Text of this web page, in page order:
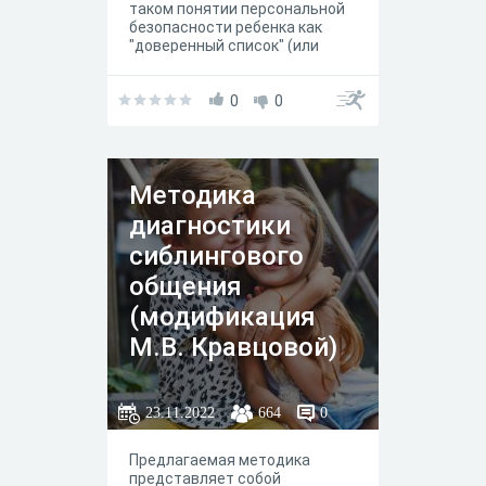
на вопросы нашей
виртуальной викторины.
таком понятии персональной
безопасности ребенка как
"доверенный список" (или
информацию по этой теме.
0 0
Методика
диагностики
сиблингового
общения
(модификация
М.В. Кравцовой)
23.11.2022 664 0
Предлагаемая методика
представляет собой